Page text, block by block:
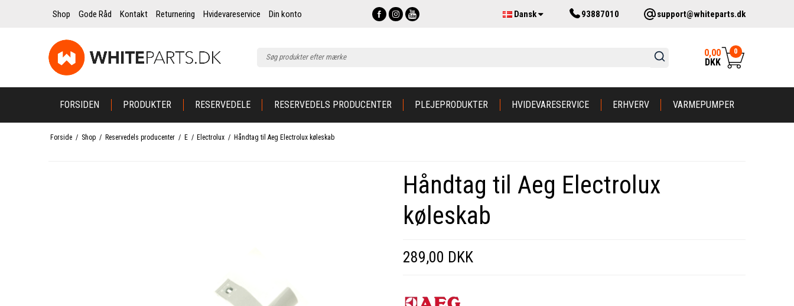
Shop Gode Råd Kontakt Returnering Hvidevareservice Din konto Dansk 93887010 support@whiteparts.dk
0,00
DKK
0
FORSIDEN PRODUKTER RESERVEDELE RESERVEDELS PRODUCENTER PLEJEPRODUKTER HVIDEVARESERVICE ERHVERV VARMEPUMPER
Forside / Shop / Reservedels producenter / E / Electrolux / Håndtag til Aeg Electrolux køleskab
Håndtag til Aeg Electrolux
køleskab
289,00 DKK